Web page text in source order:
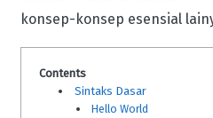
konsep-konsep esensial
Sintaks Dasar
Hello World